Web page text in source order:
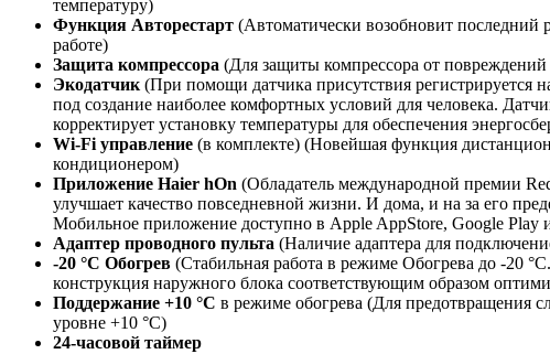
температуру)
Функция Авторестарт (Автоматически возобновит последний
работе)
Защита компрессора (Для защиты компрессора от
Экодатчик (При помощи датчика присутствия регистрируется
под создание наиболее комфортных условий для человека.
корректирует установку температуры для обеспечения
Wi-Fi управление (в комплекте) (Новейшая функция
кондиционером)
Приложение Haier hOn (Обладатель международной премии
улучшает качество повседневной жизни. И дома, и на за его
Мобильное приложение доступно в Apple AppStore, Google Play
Адаптер проводного пульта (Наличие адаптера для
-20 °C Обогрев (Стабильная работа в режиме Обогрева до -20
конструкция наружного блока соответствующим образом
Поддержание +10 °С в режиме обогрева (Для предотвращения
уровне +10 °С)
24-часовой таймер